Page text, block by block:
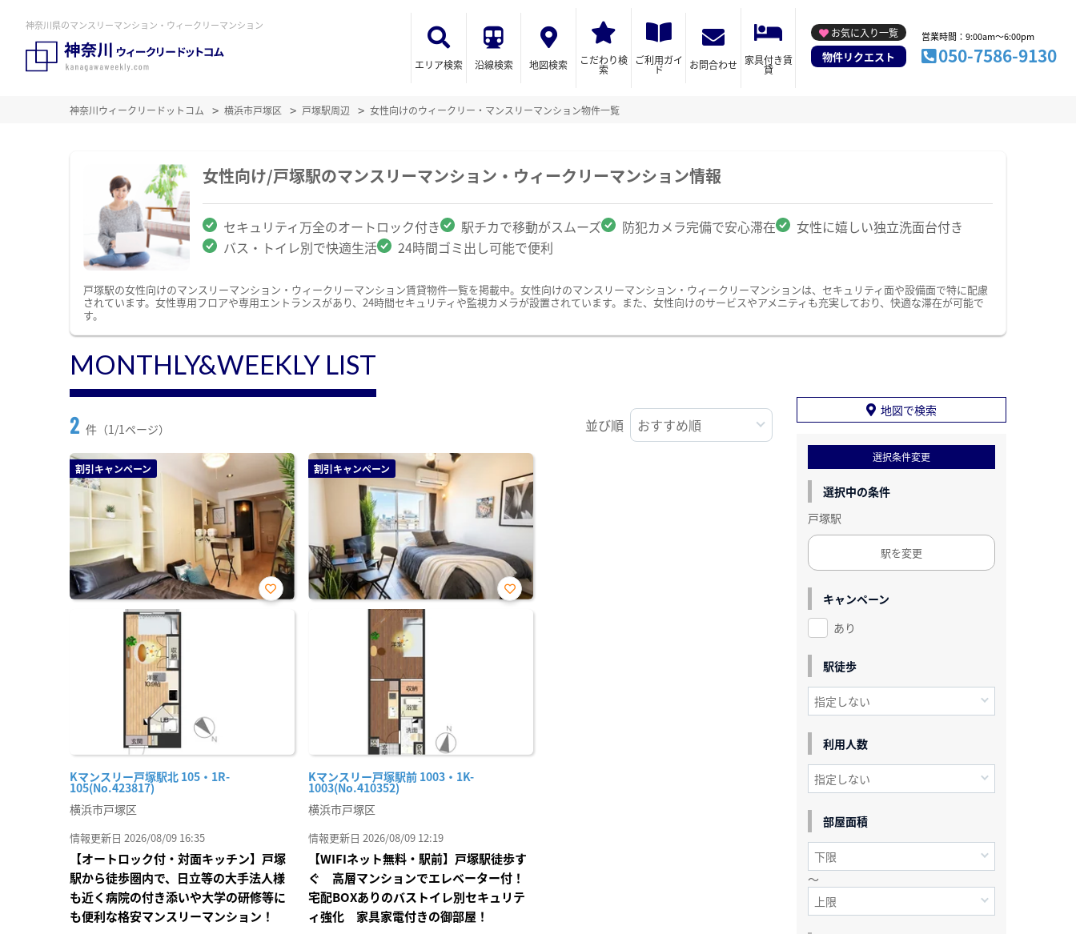
神奈川県のマンスリーマンション・ウィークリーマンション
エリア検索 沿線検索 地図検索 こだわり検
索
ご利用ガイ
ド お問合わせ 家具付き賃
貸
お気に入り一覧
物件リクエスト
営業時間：9:00am～6:00pm
050-7586-9130
神奈川ウィークリードットコム 横浜市戸塚区 戸塚駅周辺 女性向けのウィークリー・マンスリーマンション物件一覧
女性向け/戸塚駅のマンスリーマンション・ウィークリーマンション情報
セキュリティ万全のオートロック付き 駅チカで移動がスムーズ 防犯カメラ完備で安心滞在
女性に嬉しい独立洗面台付き
バス・トイレ別で快適生活
24時間ゴミ出し可能で便利
戸塚駅の女性向けのマンスリーマンション・ウィークリーマンション賃貸物件一覧を掲載中。女性向けのマンスリーマンション・ウィークリーマンションは、セキュリティ面や設備面で特に配慮
されています。女性専用フロアや専用エントランスがあり、24時間セキュリティや監視カメラが設置されています。また、女性向けのサービスやアメニティも充実しており、快適な滞在が可能で
す。
MONTHLY&WEEKLY LIST
2 件（1/1ページ） 並び順
割引キャンペーン
Kマンスリー戸塚駅北 105・1R-
105(No.423817)
お気
横浜市戸塚区
情報更新日 2026/08/09 16:35
【オートロック付・対面キッチン】戸塚
駅から徒歩圏内で、日立等の大手法人様
も近く病院の付き添いや大学の研修等に
も便利な格安マンスリーマンション！
割引キャンペーン
Kマンスリー戸塚駅前 1003・1K-
1003(No.410352)
お気
横浜市戸塚区
情報更新日 2026/08/09 12:19
【WIFIネット無料・駅前】戸塚駅徒歩す
ぐ 高層マンションでエレベーター付！
宅配BOXありのバストイレ別セキュリテ
ィ強化 家具家電付きの御部屋！
地図で検索
選択条件変更
選択中の条件
戸塚駅
駅を変更
キャンペーン
あり
駅徒歩
利用人数
部屋面積
～